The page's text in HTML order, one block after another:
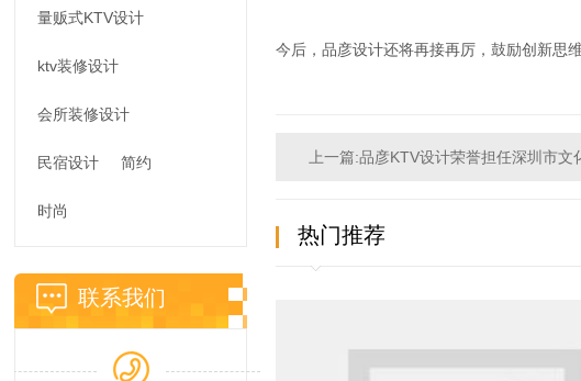
量贩式KTV设计
ktv装修设计
会所装修设计
民宿设计 简约
时尚
联系我们
今后，品彦设计还将再接再厉，鼓励创新思
上一篇:品彦KTV设计荣誉担任深圳市文
热门推荐